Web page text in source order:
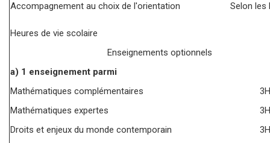
Accompagnement au choix de l'orientation
Heures de vie scolaire
Selon les
Enseignements optionnels
a) 1 enseignement parmi
Mathématiques complémentaires
3H
Mathématiques expertes
3H
Droits et enjeux du monde contemporain
3H